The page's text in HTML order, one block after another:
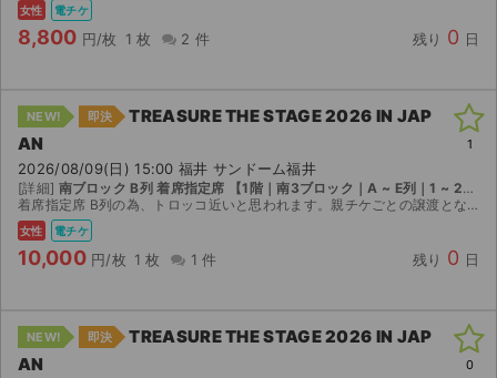
チケットジャム利用規約
特定商取引法に基づく表記
公演登録依頼
不正転売禁止法について
音楽情報
女性 電チケ
8,800 円/枚 1 枚 2 件 残り 0 日
NEW! 即決
TREASURE THE STAGE 2026 IN JAP
AN
2026/08/09(日) 15:00 福井 サンドーム福井
[詳細] 南ブロック B列 着席指定席 【1階｜南3ブロック｜A ~ E列｜1 ~ 22番】
着席指定席 B列の為、トロッコ近いと思われます。親チケごとの譲渡となります。anypass親チケ譲渡経験ありです。早めに決めたいのでなるべくご希望に沿います。
女性 電チケ
10,000 円/枚 1 枚 1 件 残り 0 日
1
NEW! 即決
TREASURE THE STAGE 2026 IN JAP
AN
0